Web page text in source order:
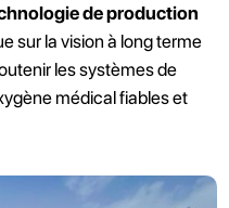
de production
sur la vision à long terme
les systèmes de
médical fiables et